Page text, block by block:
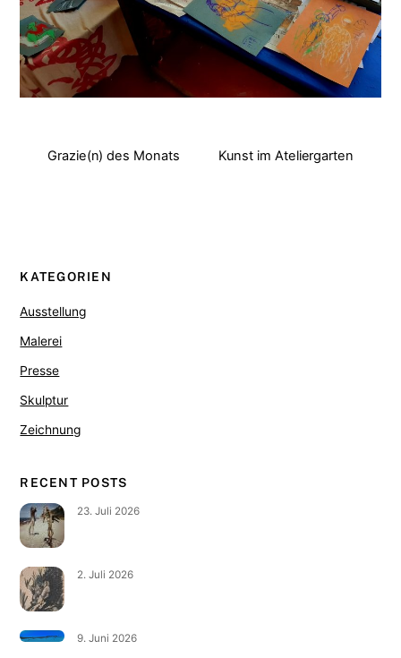
Grazie(n) des Monats Kunst im Ateliergarten
KATEGORIEN
Ausstellung
Malerei
Presse
Skulptur
Zeichnung
RECENT POSTS
23. Juli 2026
2. Juli 2026
9. Juni 2026